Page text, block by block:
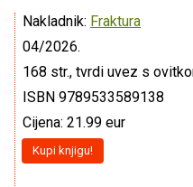
Nakladnik: Fraktura
04/2026.
168 str., tvrdi uvez s
ISBN 9789533589138
Cijena: 21.99 eur
Kupi knjigu!